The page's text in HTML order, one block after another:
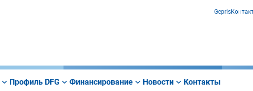
Gepris
Профиль DFG Финансирование Новости Контакты